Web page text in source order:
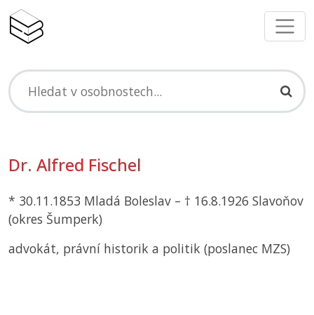
Dr. Alfred Fischel
* 30.11.1853 Mladá Boleslav – † 16.8.1926 Slavoňov
(okres Šumperk)
advokát, právní historik a politik (poslanec MZS)